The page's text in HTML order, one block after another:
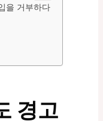
을 거부하다
경고